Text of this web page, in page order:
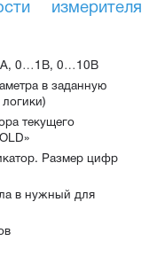
измерителя
0…1В, 0…10В
в заданную
текущего
Размер цифр
в нужный для